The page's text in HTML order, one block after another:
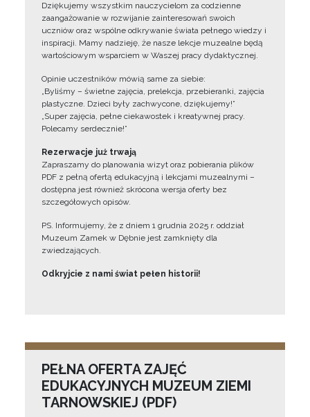
Dziękujemy wszystkim nauczycielom za codzienne
zaangażowanie w rozwijanie zainteresowań swoich
uczniów oraz wspólne odkrywanie świata pełnego wiedzy i
inspiracji. Mamy nadzieję, że nasze lekcje muzealne będą
wartościowym wsparciem w Waszej pracy dydaktycznej.
Opinie uczestników mówią same za siebie:
„Byliśmy – świetne zajęcia, prelekcja, przebieranki, zajęcia
plastyczne. Dzieci były zachwycone, dziękujemy!”
„Super zajęcia, pełne ciekawostek i kreatywnej pracy.
Polecamy serdecznie!”
Rezerwacje już trwają
Zapraszamy do planowania wizyt oraz pobierania plików
PDF z pełną ofertą edukacyjną i lekcjami muzealnymi –
dostępna jest również skrócona wersja oferty bez
szczegółowych opisów.
PS. Informujemy, że z dniem 1 grudnia 2025 r. oddział
Muzeum Zamek w Dębnie jest zamknięty dla
zwiedzających.
Odkryjcie z nami świat pełen historii!
PEŁNA OFERTA ZAJĘĆ
EDUKACYJNYCH MUZEUM ZIEMI
TARNOWSKIEJ (PDF)